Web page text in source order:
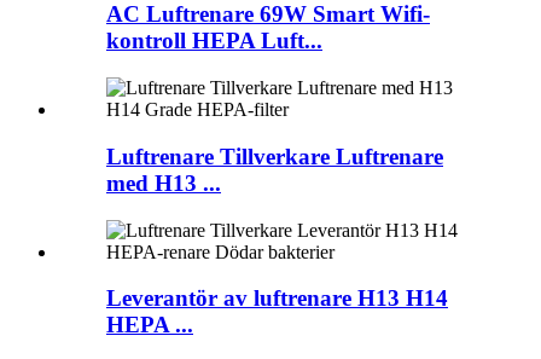
AC Luftrenare 69W Smart Wifi-
kontroll HEPA Luft...
Luftrenare Tillverkare Luftrenare
med H13 ...
Leverantör av luftrenare H13 H14
HEPA ...